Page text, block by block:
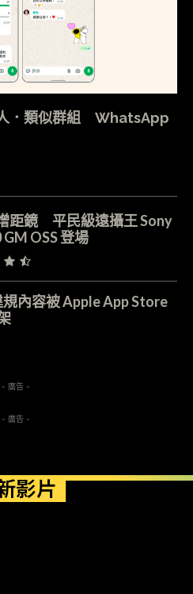
．類似群組 WhatsApp
距鏡 平民級遠攝王 Sony
OSS 登場
內容被 Apple App Store
- 廣告 -
- 廣告 -
影片